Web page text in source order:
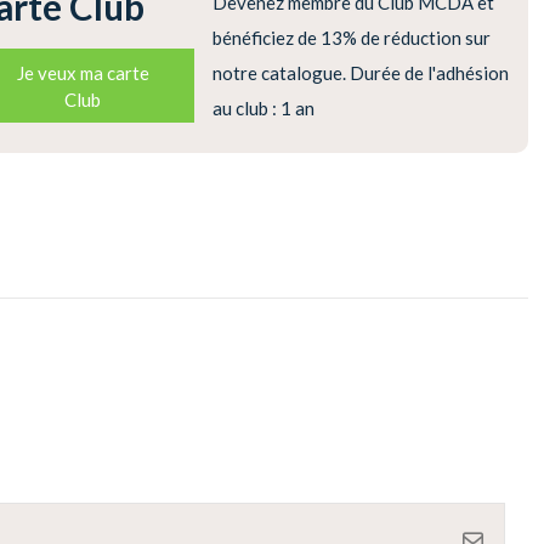
Je veux ma carte
Club
bénéficiez de 13% de réduction sur
notre catalogue. Durée de l'adhésion
au club : 1 an